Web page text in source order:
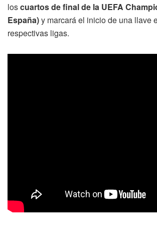
loscuartos de final de la UEFA
España)y marcará el inicio de una llave
respectivas ligas.